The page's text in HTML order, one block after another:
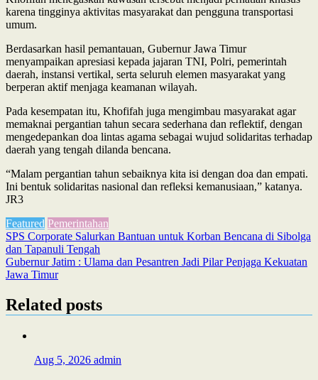
karena tingginya aktivitas masyarakat dan pengguna transportasi
umum.
Berdasarkan hasil pemantauan, Gubernur Jawa Timur
menyampaikan apresiasi kepada jajaran TNI, Polri, pemerintah
daerah, instansi vertikal, serta seluruh elemen masyarakat yang
berperan aktif menjaga keamanan wilayah.
Pada kesempatan itu, Khofifah juga mengimbau masyarakat agar
memaknai pergantian tahun secara sederhana dan reflektif, dengan
mengedepankan doa lintas agama sebagai wujud solidaritas terhadap
daerah yang tengah dilanda bencana.
“Malam pergantian tahun sebaiknya kita isi dengan doa dan empati.
Ini bentuk solidaritas nasional dan refleksi kemanusiaan,” katanya.
JR3
Featured Pemerintahan
Post
navigation
SPS Corporate Salurkan Bantuan untuk Korban Bencana di Sibolga
dan Tapanuli Tengah
Gubernur Jatim : Ulama dan Pesantren Jadi Pilar Penjaga Kekuatan
Jawa Timur
Related posts
Aug 5, 2026 admin